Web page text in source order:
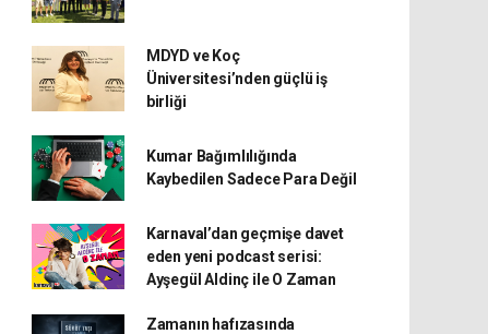
MDYD ve Koç
Üniversitesi’nden güçlü iş
birliği
Kumar Bağımlılığında
Kaybedilen Sadece Para Değil
Karnaval’dan geçmişe davet
eden yeni podcast serisi:
Ayşegül Aldinç ile O Zaman
Zamanın hafızasında